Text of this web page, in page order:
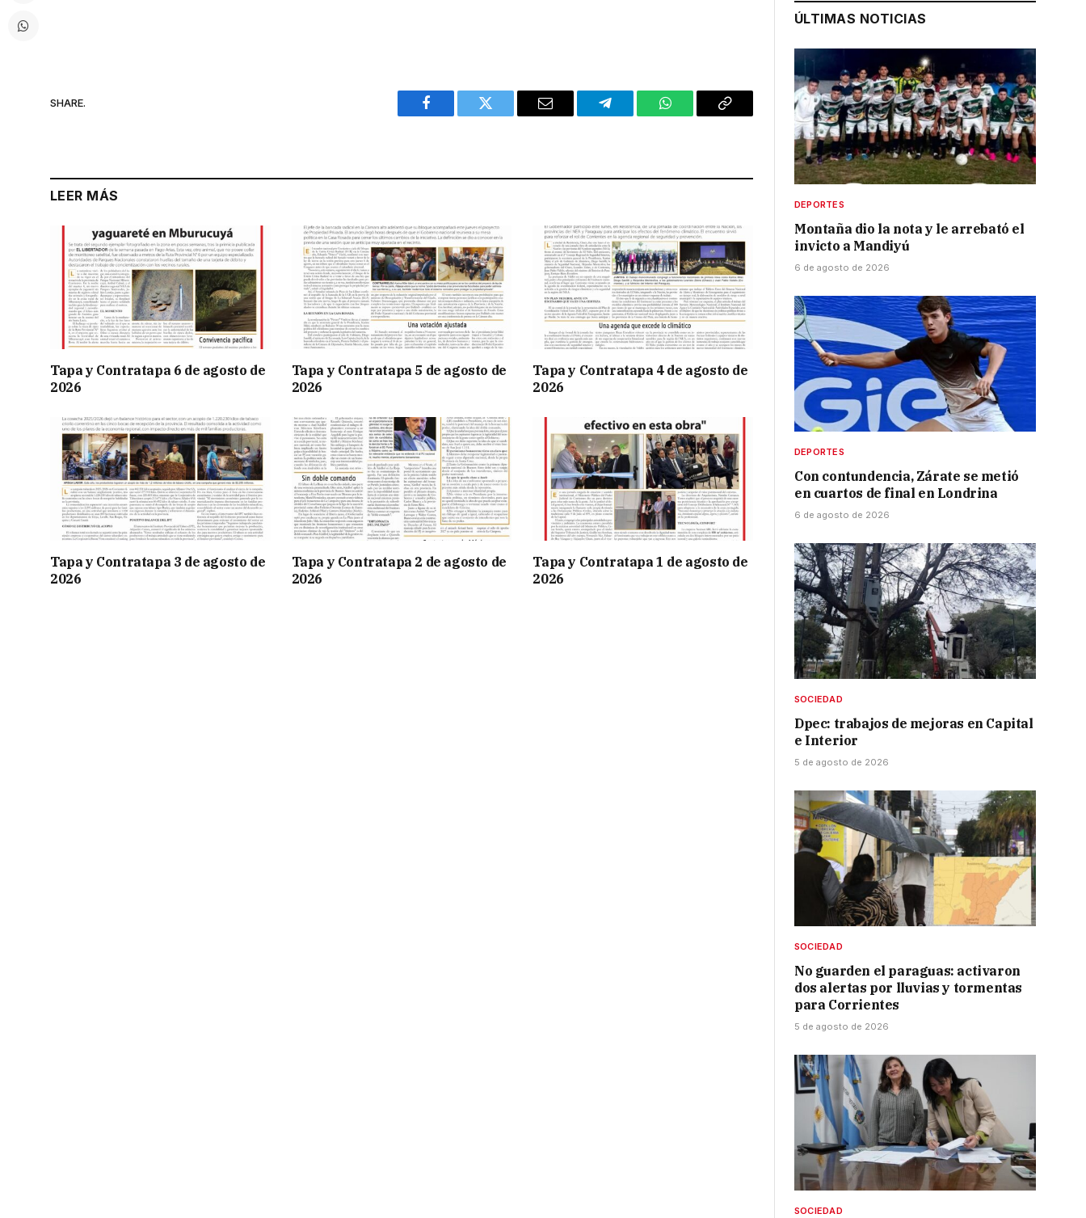
SHARE.
Facebook Twitter Email Telegram WhatsAppCopy
LEER MÁS
Tapa y Contratapa 6 de agosto de
2026
Tapa y Contratapa 5 de agosto de
2026
Tapa y Contratapa 4 de agosto de
2026
Tapa y Contratapa 3 de agosto de
2026
Tapa y Contratapa 2 de agosto de
2026
Tapa y Contratapa 1 de agosto de
2026
ÚLTIMAS NOTICIAS
DEPORTES
Montaña dio la nota y le arrebató el
invicto a Mandiyú
6 de agosto de 2026
DEPORTES
Con contundencia, Zárate se metió
en cuartos de final en Londrina
6 de agosto de 2026
SOCIEDAD
Dpec: trabajos de mejoras en Capital
e Interior
5 de agosto de 2026
SOCIEDAD
No guarden el paraguas: activaron
dos alertas por lluvias y tormentas
para Corrientes
5 de agosto de 2026
SOCIEDAD